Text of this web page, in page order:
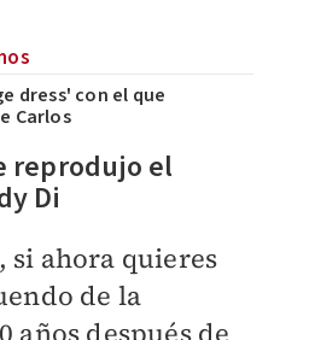
dress' con el que
Carlos
reprodujo el
Di
si ahora quieres
de la
años después de